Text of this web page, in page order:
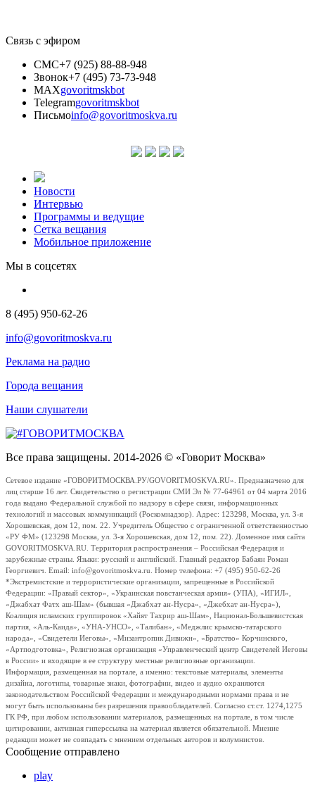
Связь с эфиром
СМС+7 (925) 88-88-948
Звонок+7 (495) 73-73-948
MAXgovoritmskbot
Telegramgovoritmskbot
Письмоinfo@govoritmoskva.ru
Новости
Интервью
Программы и ведущие
Сетка вещания
Мобильное приложение
Мы в соцсетях
8 (495) 950-62-26
info@govoritmoskva.ru
Реклама на радио
Города вещания
Наши слушатели
Все права защищены. 2014-2026 © «Говорит Москва»
Сетевое издание «ГОВОРИТМОСКВА.РУ/GOVORITMOSKVA.RU». Предназначено для
лиц старше 16 лет. Свидетельство о регистрации СМИ Эл № 77-64961 от 04 марта 2016
года выдано Федеральной службой по надзору в сфере связи, информационных
технологий и массовых коммуникаций (Роскомнадзор). Адрес: 123298, Москва, ул. 3-я
Хорошевская, дом 12, пом. 22. Учредитель Общество с ограниченной ответственностью
«РУ ФМ» (123298 Москва, ул. 3-я Хорошевская, дом 12, пом. 22). Доменное имя сайта
GOVORITMOSKVA.RU. Территория распространения – Российская Федерация и
зарубежные страны. Языки: русский и английский. Главный редактор Бабаян Роман
Георгиевич. Email: info@govoritmoskva.ru. Номер телефона: +7 (495) 950-62-26
*Экстремистские и террористические организации, запрещенные в Российской
Федерации: «Правый сектор», «Украинская повстанческая армия» (УПА), «ИГИЛ»,
«Джабхат Фатх аш-Шам» (бывшая «Джабхат ан-Нусра», «Джебхат ан-Нусра»),
Коалиция исламских группировок «Хайят Тахрир аш-Шам», Национал-Большевистская
партия, «Аль-Каида», «УНА-УНСО», «Талибан», «Меджлис крымско-татарского
народа», «Свидетели Иеговы», «Мизантропик Дивижн», «Братство» Корчинского,
«Артподготовка», Религиозная организация «Управленческий центр Свидетелей Иеговы
в России» и входящие в ее структуру местные религиозные организации.
Информация, размещенная на портале, а именно: текстовые материалы, элементы
дизайна, логотипы, товарные знаки, фотографии, видео и аудио охраняются
законодательством Российской Федерации и международными нормами права и не
могут быть использованы без разрешения правообладателей. Согласно ст.ст. 1274,1275
ГК РФ, при любом использовании материалов, размещенных на портале, в том числе
цитировании, активная гиперссылка на материал является обязательной. Мнение
редакции может не совпадать с мнением отдельных авторов и колумнистов.
Сообщение отправлено
play